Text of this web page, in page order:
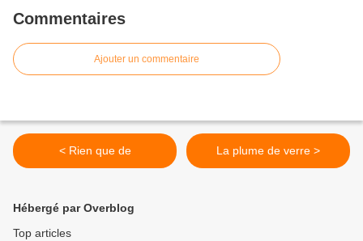
Commentaires
Ajouter un commentaire
< Rien que de La plume de verre >
Hébergé par Overblog
Top articles